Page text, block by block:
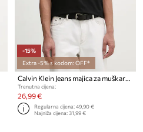
-15%
Extra -5% s kodom: OFF*
Calvin Klein Jeans majica za muškarce od pamuka
Trenutna cijena:
26,99 €
Regularna cijena:49,90 €
Najniža cijena:31,99 €